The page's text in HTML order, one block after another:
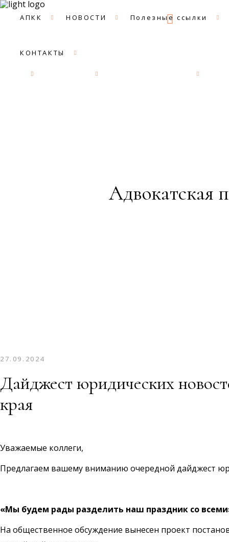
09:00
АПКК НОВОСТИ Полезные ссылки
КОНТАКТЫ
Адвокатская
27.09.2024
Дайджест юридических
края
Уважаемые коллеги,
Предлагаем вашему вниманию очередной дайджест
«Мы будем рады разделить наш праздник со
На общественное обсуждение вынесен проект